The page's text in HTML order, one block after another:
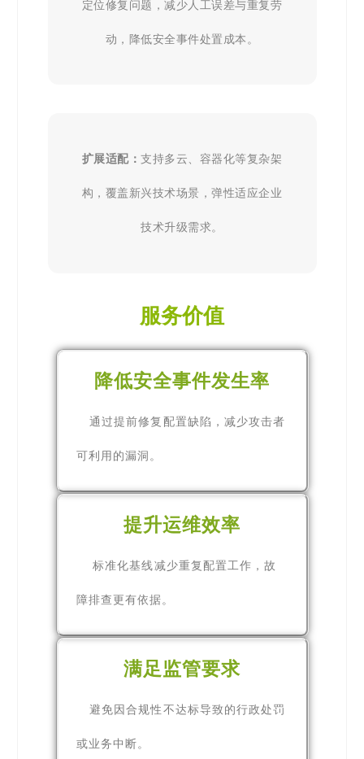
定位修复问题，减少人工误差与重复劳
动，降低安全事件处置成本。
扩展适配：支持多云、容器化等复杂架
构，覆盖新兴技术场景，弹性适应企业
技术升级需求。
服务价值
降低安全事件发生率
通过提前修复配置缺陷，减少攻击者
可利用的漏洞。
提升运维效率
标准化基线减少重复配置工作，故
障排查更有依据。
满足监管要求
避免因合规性不达标导致的行政处罚
或业务中断。